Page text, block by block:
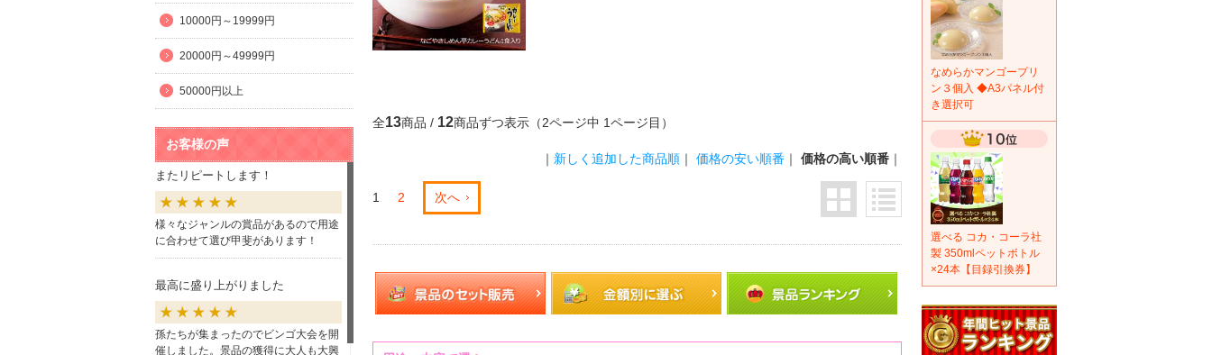
10000円～19999円
20000円～49999円
50000円以上
お客様の声
またリピートします！
様々なジャンルの賞品があるので用途
に合わせて選び甲斐があります！
最高に盛り上がりました
孫たちが集まったのでビンゴ大会を開
催しました。景品の獲得に大人も大興
全13商品 / 12商品ずつ表示（2ページ中 1ページ目）
｜ 新しく追加した商品順 ｜ 価格の安い順番 ｜ 価格の高い順番 ｜
1 2 次へ
なめらかマンゴープリ
ン３個入 ◆A3パネル付
き選択可
選べる コカ・コーラ社
製 350mlペットボトル
×24本【目録引換券】